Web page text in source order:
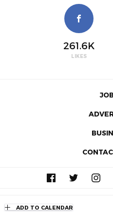
ADD TO CALENDAR
261.6K
LIKES
© 2026 BKKMENU.com